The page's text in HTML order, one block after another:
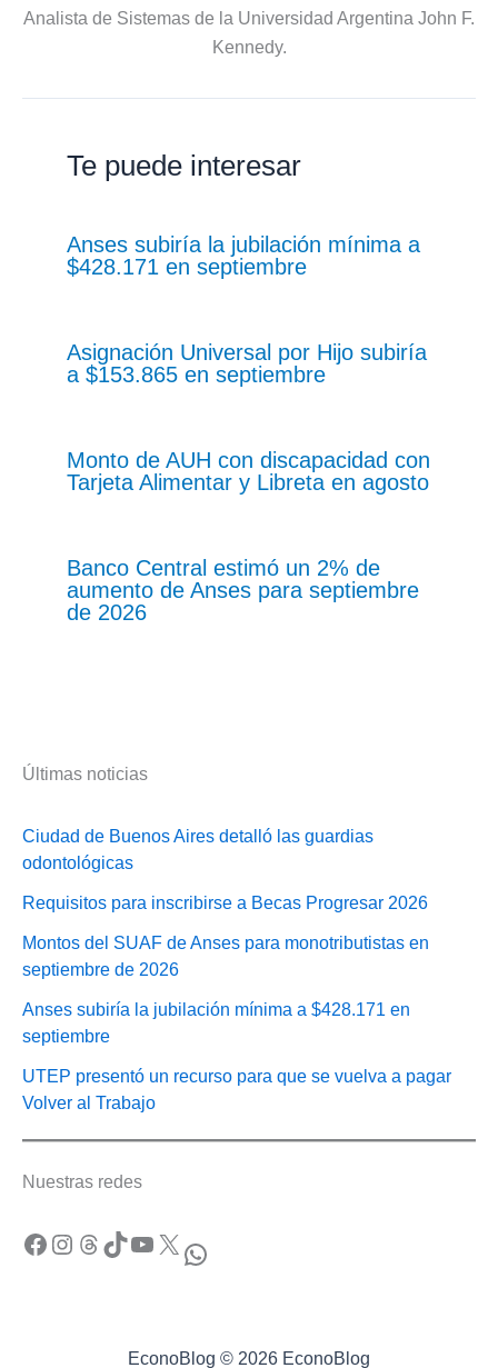
Analista de Sistemas de la Universidad Argentina John F.
Kennedy.
Te puede interesar
Anses subiría la jubilación mínima a
$428.171 en septiembre
Asignación Universal por Hijo subiría
a $153.865 en septiembre
Monto de AUH con discapacidad con
Tarjeta Alimentar y Libreta en agosto
Banco Central estimó un 2% de
aumento de Anses para septiembre
de 2026
Últimas noticias
Ciudad de Buenos Aires detalló las guardias
odontológicas
Requisitos para inscribirse a Becas Progresar 2026
Montos del SUAF de Anses para monotributistas en
septiembre de 2026
Anses subiría la jubilación mínima a $428.171 en
septiembre
UTEP presentó un recurso para que se vuelva a pagar
Volver al Trabajo
Nuestras redes
Facebook Instagram Threads TikTok YouTube X WhatsApp
EconoBlog © 2026 EconoBlog